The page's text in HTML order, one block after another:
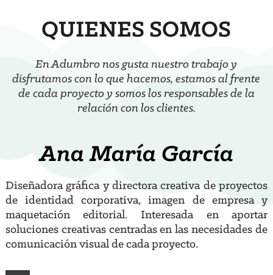
QUIENES SOMOS
En Adumbro nos gusta nuestro trabajo y
disfrutamos con lo que hacemos, estamos al frente
de cada proyecto y somos los responsables de la
relación con los clientes.
Ana María García
Diseñadora gráfica y directora creativa de proyectos
de identidad corporativa, imagen de empresa y
maquetación editorial. Interesada en aportar
soluciones creativas centradas en las necesidades de
comunicación visual de cada proyecto.